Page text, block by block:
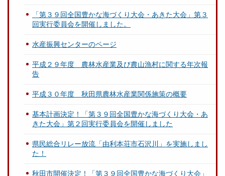
「第３９回全国豊かな海づくり大会・あきた大会」第３
回実行委員会を開催しました。
水産振興センターのページ
平成２９年度 農林水産業及び農山漁村に関する年次報
告
平成３０年度 秋田県農林水産業関係施策の概要
基本計画決定！「第３９回全国豊かな海づくり大会・あ
きた大会」第２回実行委員会を開催しました
県民総合リレー放流「由利本荘市石沢川」を実施しまし
た！
秋田市開催決定！「第３９回全国豊かな海づくり大会」